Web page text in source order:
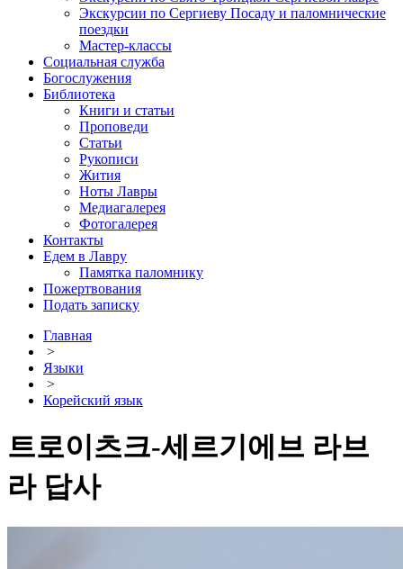
Экскурсии по Сергиеву Посаду и паломнические
поездки
Мастер-классы
Социальная служба
Богослужения
Библиотека
Книги и статьи
Проповеди
Статьи
Рукописи
Жития
Ноты Лавры
Медиагалерея
Фотогалерея
Контакты
Едем в Лавру
Памятка паломнику
Пожертвования
Подать записку
Главная
>
Языки
>
Корейский язык
트로이츠크-세르기에브 라브
라 답사